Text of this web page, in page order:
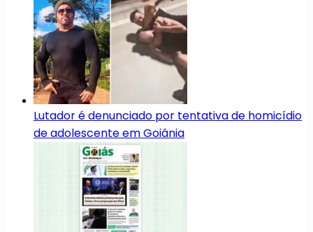
Lutador é denunciado por tentativa de homicídio
de adolescente em Goiânia